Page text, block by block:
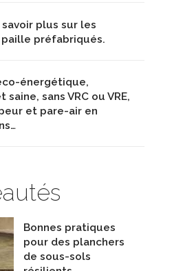
plus sur les
paille préfabriqués.
énergétique,
sans VRC ou VRE,
et pare-air en
Bonnes pratiques
pour des planchers
de sous-sols